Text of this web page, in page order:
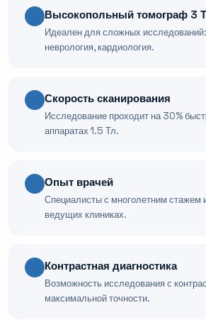
Высокопольный томограф 3
Идеален для сложных
неврология, кардиология.
Скорость сканирования
Исследование проходит на 30%
аппаратах 1.5 Тл.
Опыт врачей
Специалисты с многолетним стажем
ведущих клиниках.
Контрастная диагностика
Возможность исследования с
максимальной точности.